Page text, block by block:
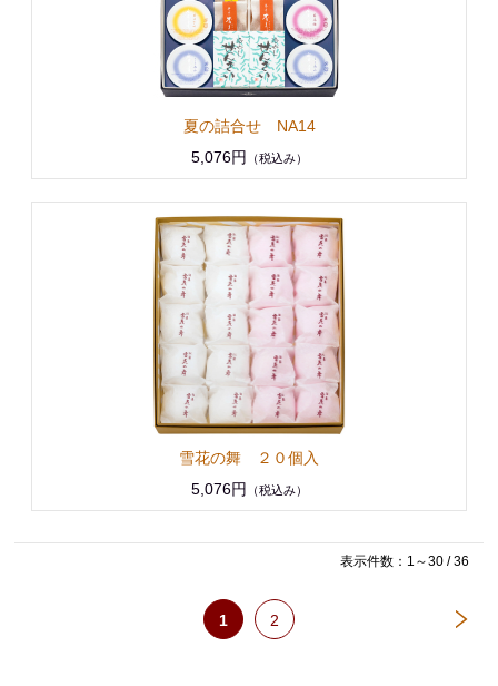
夏の詰合せ NA14
5,076円
（税込み）
雪花の舞 ２０個入
5,076円
（税込み）
表示件数：1～30 / 36
1 2